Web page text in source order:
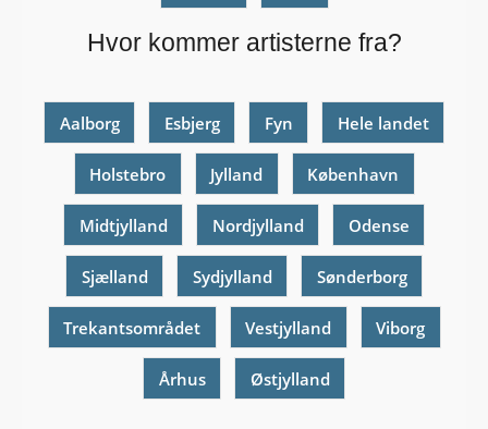
Hvor kommer artisterne fra?
Aalborg Esbjerg Fyn Hele landet
Holstebro Jylland København
Midtjylland Nordjylland Odense
Sjælland Sydjylland Sønderborg
Trekantsområdet Vestjylland Viborg
Århus Østjylland